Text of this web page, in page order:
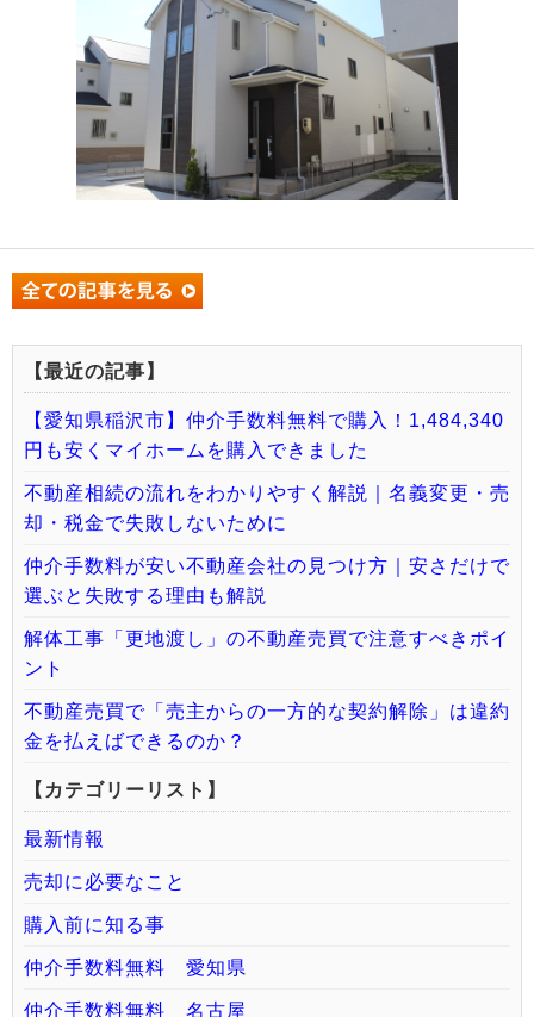
【最近の記事】
【愛知県稲沢市】仲介手数料無料で購入！1,484,340
円も安くマイホームを購入できました
不動産相続の流れをわかりやすく解説｜名義変更・売
却・税金で失敗しないために
仲介手数料が安い不動産会社の見つけ方｜安さだけで
選ぶと失敗する理由も解説
解体工事「更地渡し」の不動産売買で注意すべきポイ
ント
不動産売買で「売主からの一方的な契約解除」は違約
金を払えばできるのか？
【カテゴリーリスト】
最新情報
売却に必要なこと
購入前に知る事
仲介手数料無料 愛知県
仲介手数料無料 名古屋